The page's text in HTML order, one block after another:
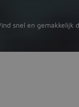
snel en gemakkelijk